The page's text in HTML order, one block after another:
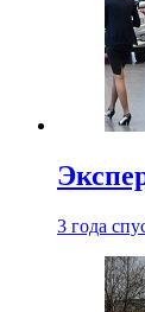
3 года